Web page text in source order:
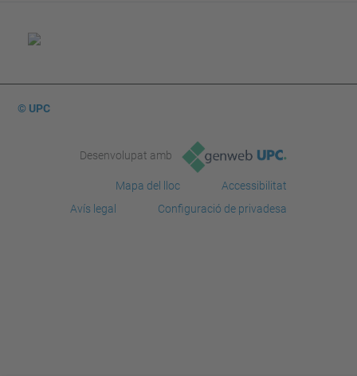
© UPC
Desenvolupat amb
Mapa del lloc
Accessibilitat
Avís legal
Configuració de privadesa